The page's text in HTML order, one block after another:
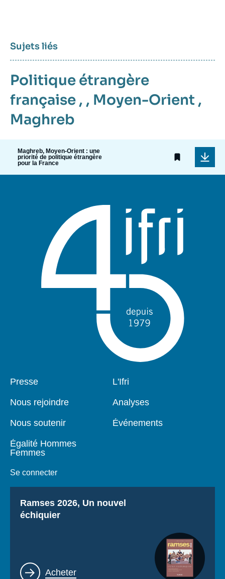
Sujets liés
Politique étrangère
française , , Moyen-Orient ,
Maghreb
Maghreb, Moyen-Orient : une
priorité de politique étrangère
pour la France
Pied
Presse
Nous rejoindre
Nous soutenir
Égalité Hommes
Femmes
Se connecter
Navigation
L'Ifri
Analyses
Événements
Titre
Ramses 2026, Un nouvel
échiquier
Lien
Acheter